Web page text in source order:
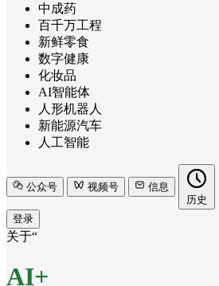
中成药
百千万工程
新鲜零食
数字健康
化妆品
AI智能体
人形机器人
新能源汽车
人工智能
公众号 视频号
信息
历史
登录
关于“
AI+